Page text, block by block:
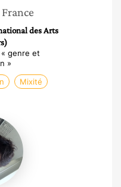
des Arts
« genre et
»
Mixité